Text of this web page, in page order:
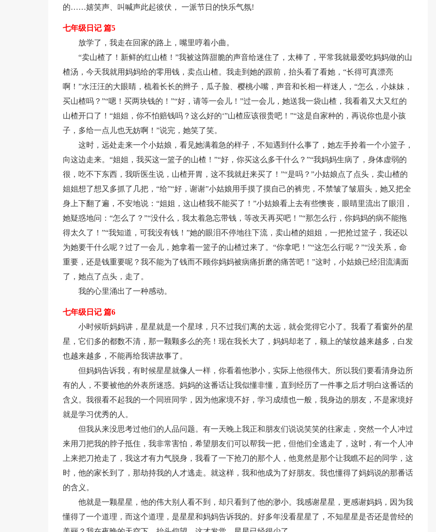
的……嬉笑声、叫喊声此起彼伏， 一派节日的快乐气氛!
七年级日记 篇5
放学了，我走在回家的路上，嘴里哼着小曲。
“卖山楂了！新鲜的红山楂！”我被这阵甜脆的声音给迷住了，太棒了，平常我就最爱吃妈妈做的山
楂汤，今天我就用妈妈给的零用钱，卖点山楂。我走到她的跟前，抬头看了看她，“长得可真漂亮
啊！”水汪汪的大眼睛，梳着长长的辫子，瓜子脸、樱桃小嘴，声音和长相一样迷人，“怎么，小妹妹，
买山楂吗？”“嗯！买两块钱的！”“好，请等一会儿！”过一会儿，她送我一袋山楂，我看着又大又红的
山楂开口了！“姐姐，你不怕赔钱吗？这么好的‘”山楂应该很贵吧！”“这是自家种的，再说你也是小孩
子，多给一点儿也无妨啊！”说完，她笑了笑。
这时，远处走来一个小姑娘，看见她满着急的样子，不知遇到什么事了，她左手拎着一个小篮子，
向这边走来。“姐姐，我买这一篮子的山楂！”“好，你买这么多干什么？”“我妈妈生病了，身体虚弱的
很，吃不下东西，我听医生说，山楂开胃，这不我就赶来买了！”“是吗？”小姑娘点了点头，卖山楂的
姐姐想了想又多抓了几把，“给”“好，谢谢”小姑娘用手摸了摸自己的裤兜，不禁皱了皱眉头，她又把全
身上下翻了遍，不安地说：“姐姐，这山楂我不能买了！”小姑娘看上去有些懊丧，眼睛里流出了眼泪，
她疑惑地问：“怎么了？”“没什么，我太着急忘带钱，等改天再买吧！”“那怎么行，你妈妈的病不能拖
得太久了！”“我知道，可我没有钱！”她的眼泪不停地往下流，卖山楂的姐姐，一把抢过篮子，我还以
为她要干什么呢？过了一会儿，她拿着一篮子的山楂过来了。“你拿吧！”“这怎么行呢？”“没关系，命
重要，还是钱重要呢？我不能为了钱而不顾你妈妈被病痛折磨的痛苦吧！”这时，小姑娘已经泪流满面
了，她点了点头，走了。
我的心里涌出了一种感动。
七年级日记 篇6
小时候听妈妈讲，星星就是一个星球，只不过我们离的太远，就会觉得它小了。我看了看窗外的星
星，它们多的都数不清，那一颗颗多么的亮！现在我长大了，妈妈却老了，额上的皱纹越来越多，白发
也越来越多，不能再给我讲故事了。
但妈妈告诉我，有时候星星就像人一样，你看着他渺小，实际上他很伟大。所以我们要看清身边所
有的人，不要被他的外表所迷惑。妈妈的这番话让我似懂非懂，直到经历了一件事之后才明白这番话的
含义。我很看不起我的一个同班同学，因为他家境不好，学习成绩也一般，我身边的朋友，不是家境好
就是学习优秀的人。
但我从来没思考过他们的人品问题。有一天晚上我正和朋友们说说笑笑的往家走，突然一个人冲过
来用刀把我的脖子抵住，我非常害怕，希望朋友们可以帮我一把，但他们全逃走了，这时，有一个人冲
上来把刀抢走了，我这才有力气脱身，我看了一下抢刀的那个人，他竟然是那个让我瞧不起的同学，这
时，他的家长到了，那劫持我的人才逃走。就这样，我和他成为了好朋友。我也懂得了妈妈说的那番话
的含义。
他就是一颗星星，他的伟大别人看不到，却只看到了他的渺小。我感谢星星，更感谢妈妈，因为我
懂得了一个道理，而这个道理，是星星和妈妈告诉我的。好多年没看星星了，不知星星是否还是曾经的